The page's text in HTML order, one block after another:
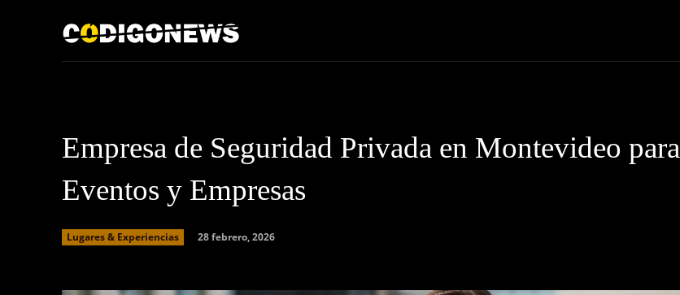
Empresa de Seguridad Privada en Montevideo para
Eventos y Empresas
Lugares & Experiencias 28 febrero, 2026